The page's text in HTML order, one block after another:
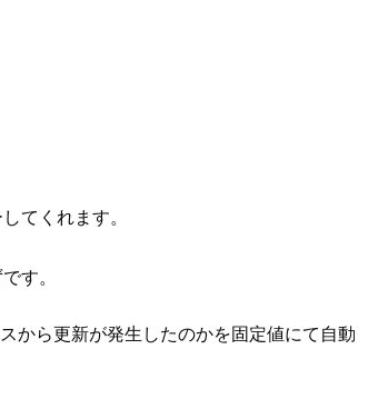
てくれます。
す。
から更新が発生したのかを固定値にて自動